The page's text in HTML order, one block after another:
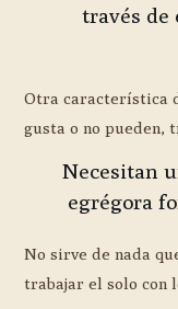
través de
Otra característica
gusta o no pueden,
Necesitan
egrégora
No sirve de nada
trabajar el solo con